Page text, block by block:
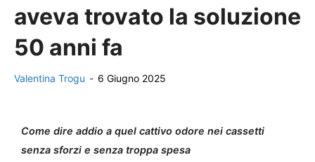
aveva trovato la soluzione
50 anni fa
Valentina Trogu - 6 Giugno 2025
Come dire addio a quel cattivo odore nei cassetti
senza sforzi e senza troppa spesa